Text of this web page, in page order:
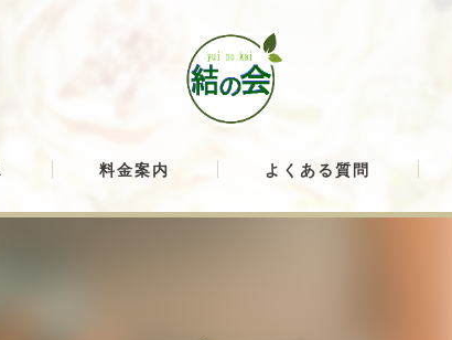
料金案内 よくある質問